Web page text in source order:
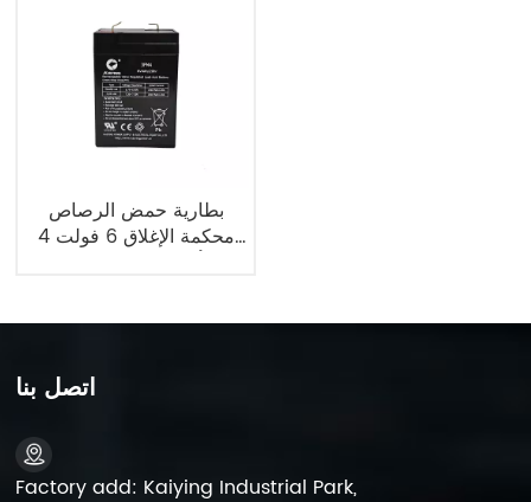
بطارية حمض الرصاص
محكمة الإغلاق 6 فولت 4
اتصل بنا
Factory add: Kaiying Industrial Park,